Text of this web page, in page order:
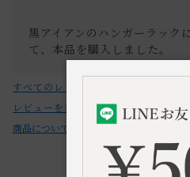
黒アイアンのハンガーラック
て、本品を購入しました。
すべてのレビューを見る
レビューを書く
商品についてのお問い合わせ